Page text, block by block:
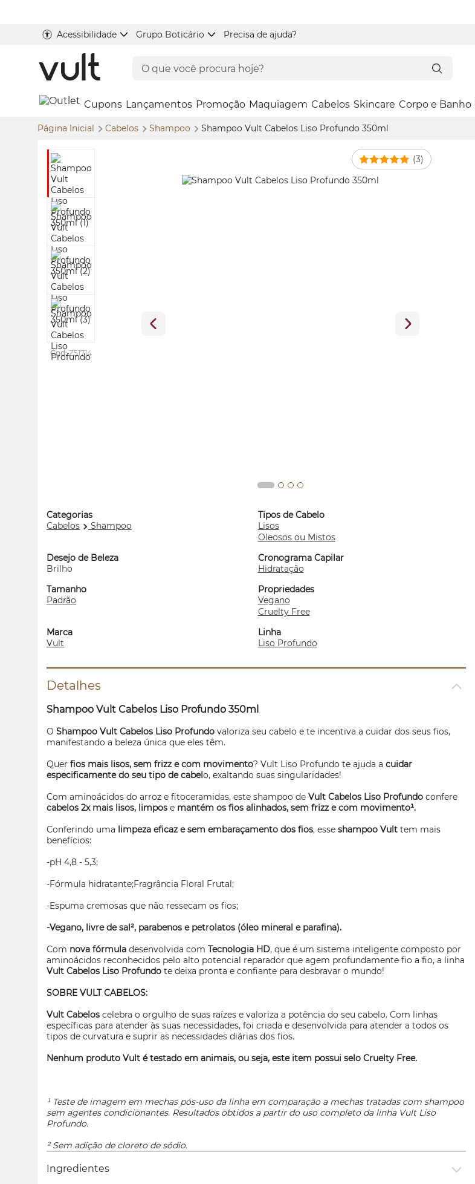
Acessibilidade Grupo Boticário Precisa de ajuda?
Cupons Lançamentos Promoção Maquiagem Cabelos Skincare Corpo e Banho
Página Inicial Cabelos Shampoo Shampoo Vult Cabelos Liso Profundo 350ml
(3)
Cod:Z51714
Categorias
Cabelos
Shampoo
Tipos de Cabelo
Lisos
Oleosos ou Mistos
Desejo de Beleza
Brilho
Cronograma Capilar
Hidratação
Tamanho
Padrão
Propriedades
Vegano
Cruelty Free
Marca
Vult
Linha
Liso Profundo
Detalhes
Shampoo Vult Cabelos Liso Profundo 350ml
O Shampoo Vult Cabelos Liso Profundo valoriza seu cabelo e te incentiva a cuidar dos seus fios,
manifestando a beleza única que eles têm.
Quer fios mais lisos, sem frizz e com movimento? Vult Liso Profundo te ajuda a cuidar
especificamente do seu tipo de cabelo, exaltando suas singularidades!
Com aminoácidos do arroz e fitoceramidas, este shampoo de Vult Cabelos Liso Profundo confere
cabelos 2x mais lisos, limpos e mantém os fios alinhados, sem frizz e com movimento¹.
Conferindo uma limpeza eficaz e sem embaraçamento dos fios, esse shampoo Vult tem mais
benefícios:
-pH 4,8 - 5,3;
-Fórmula hidratante;Fragrância Floral Frutal;
-Espuma cremosas que não ressecam os fios;
-Vegano, livre de sal², parabenos e petrolatos (óleo mineral e parafina).
Com nova fórmula desenvolvida com Tecnologia HD, que é um sistema inteligente composto por
aminoácidos reconhecidos pelo alto potencial reparador que agem profundamente fio a fio, a linha
Vult Cabelos Liso Profundo te deixa pronta e confiante para desbravar o mundo!
SOBRE VULT CABELOS:
Vult Cabelos celebra o orgulho de suas raízes e valoriza a potência do seu cabelo. Com linhas
específicas para atender às suas necessidades, foi criada e desenvolvida para atender a todos os
tipos de curvatura e suprir as necessidades diárias dos fios.
Nenhum produto Vult é testado em animais, ou seja, este item possui selo Cruelty Free.
¹ Teste de imagem em mechas pós-uso da linha em comparação a mechas tratadas com shampoo
sem agentes condicionantes. Resultados obtidos a partir do uso completo da linha Vult Liso
Profundo.
² Sem adição de cloreto de sódio.
Ingredientes